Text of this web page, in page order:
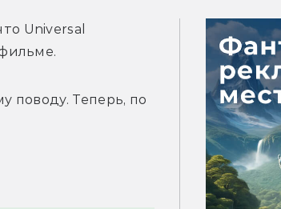
Universal
поводу. Теперь, по